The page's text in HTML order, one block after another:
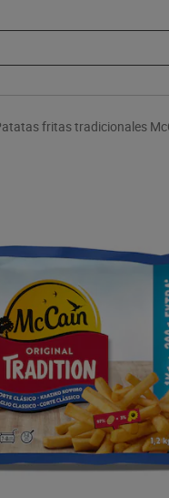
fritas tradicionales